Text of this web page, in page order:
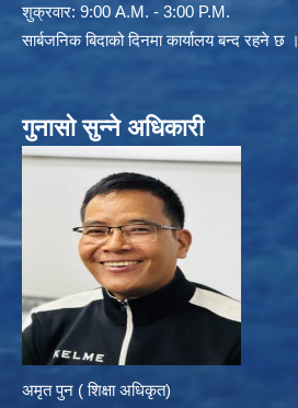
शुक्रवार: 9:00 A.M. - 3:00 P.M.
सार्बजनिक बिदाको दिनमा कार्यालय बन्द रहने छ ।
गुनासो सुन्ने अधिकारी
अमृत पुन ( शिक्षा अधिकृत)